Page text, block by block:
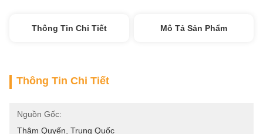
Thông Tin Chi Tiết Mô Tả Sản Phẩm
Thông Tin Chi Tiết
Nguồn Gốc:
Thâm Quyến, Trung Quốc